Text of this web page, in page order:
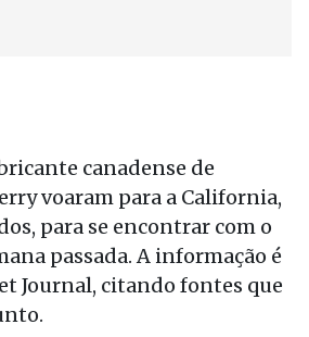
canadense de
voaram para a California,
para se encontrar com o
passada. A informação é
Journal, citando fontes que